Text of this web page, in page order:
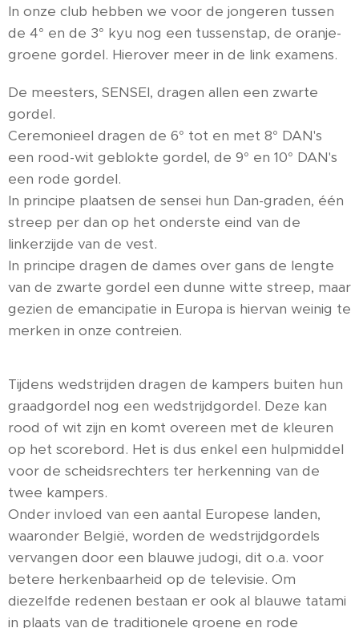
In onze club hebben we voor de jongeren tussen
de 4° en de 3° kyu nog een tussenstap, de oranje-
groene gordel. Hierover meer in de link examens.
De meesters, SENSEI, dragen allen een zwarte
gordel.
Ceremonieel dragen de 6° tot en met 8° DAN's
een rood-wit geblokte gordel, de 9° en 10° DAN's
een rode gordel.
In principe plaatsen de sensei hun Dan-graden, één
streep per dan op het onderste eind van de
linkerzijde van de vest.
In principe dragen de dames over gans de lengte
van de zwarte gordel een dunne witte streep, maar
gezien de emancipatie in Europa is hiervan weinig te
merken in onze contreien.
Tijdens wedstrijden dragen de kampers buiten hun
graadgordel nog een wedstrijdgordel. Deze kan
rood of wit zijn en komt overeen met de kleuren
op het scorebord. Het is dus enkel een hulpmiddel
voor de scheidsrechters ter herkenning van de
twee kampers.
Onder invloed van een aantal Europese landen,
waaronder België, worden de wedstrijdgordels
vervangen door een blauwe judogi, dit o.a. voor
betere herkenbaarheid op de televisie. Om
diezelfde redenen bestaan er ook al blauwe tatami
in plaats van de traditionele groene en rode